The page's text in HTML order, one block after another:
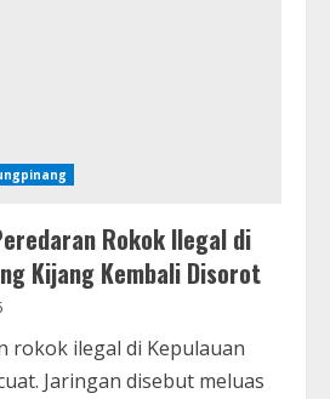
Rokok Ilegal di
Kijang Kembali Disorot
rokok ilegal di Kepulauan
Jaringan disebut meluas